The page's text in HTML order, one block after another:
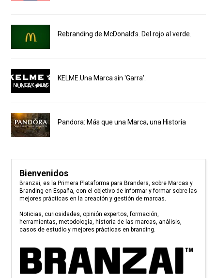
Rebranding de McDonald's. Del rojo al verde.
KELME.Una Marca sin 'Garra'.
Pandora: Más que una Marca, una Historia
Bienvenidos
Branzai, es la Primera Plataforma para Branders, sobre Marcas y
Branding en España, con el objetivo de informar y formar sobre las
mejores prácticas en la creación y gestión de marcas.
Noticias, curiosidades, opinión expertos, formación,
herramientas, metodología, historia de las marcas, análisis,
casos de estudio y mejores prácticas en branding.